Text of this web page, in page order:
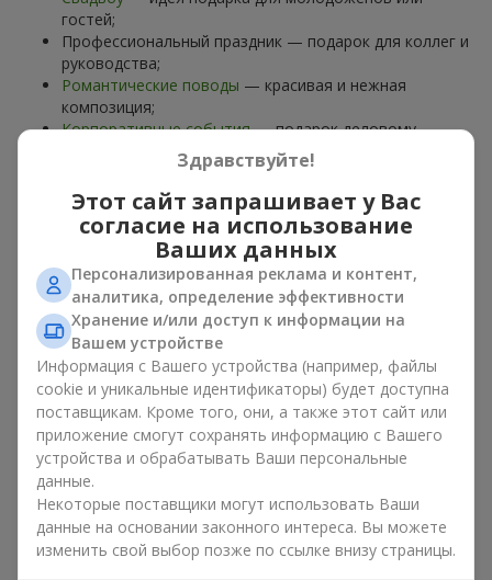
гостей;
Профессиональный праздник — подарок для коллег и
руководства;
Романтические поводы — красивая и нежная
композиция;
Корпоративные события— подарок деловому
Цветочная корзина — универсальный подарок для любого
возраста. Стильные ручные композиции позволяют
передать любые эмоции: благодарность, восхищение,
любовь.
Виды цветочных корзин в г.
Новоднестровск: классика,
романтика, минимализм
Ассортимент цветочных корзин наflowers.ua включает
варианты на любой вкус:
Классические композиции
хризантемв строгих формах;
Романтические варианты— корзины в пастельных
тонах, пионы,гипсофила
Минималистичные решения
— натуральные формы,
Здравствуйте!
Этот сайт запрашивает у Вас
согласие на использование
Ваших данных
Персонализированная реклама и контент,
аналитика, определение эффективности
Хранение и/или доступ к информации на
Вашем устройстве
Информация с Вашего устройства (например, файлы
cookie и уникальные идентификаторы) будет доступна
поставщикам. Кроме того, они, а также этот сайт или
приложение смогут сохранять информацию с Вашего
устройства и обрабатывать Ваши персональные
данные.
Некоторые поставщики могут использовать Ваши
данные на основании законного интереса. Вы можете
изменить свой выбор позже по ссылке внизу страницы.